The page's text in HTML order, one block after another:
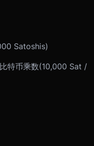
Satoshis)
特币乘数(10,000 Sat /